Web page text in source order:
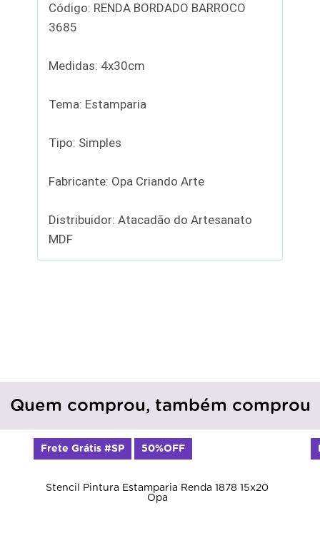
Código: RENDA BORDADO BARROCO
3685
Medidas: 4x30cm
Tema: Estamparia
Tipo: Simples
Fabricante: Opa Criando Arte
Distribuidor: Atacadão do Artesanato
MDF
Quem comprou, também comprou
Stencil Pintura Estamparia Renda 1878 15x20
Opa
Frete Grátis #SP 50%OFF